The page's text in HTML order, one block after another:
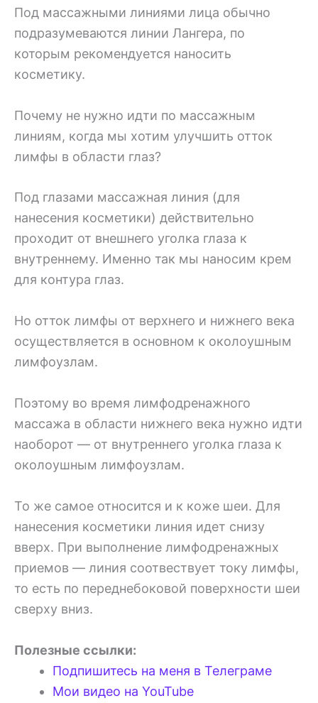
Под массажными линиями лица обычно
подразумеваются линии Лангера, по
которым рекомендуется наносить
косметику.
Почему не нужно идти по массажным
линиям, когда мы хотим улучшить отток
лимфы в области глаз?
Под глазами массажная линия (для
нанесения косметики) действительно
проходит от внешнего уголка глаза к
внутреннему. Именно так мы наносим крем
для контура глаз.
Но отток лимфы от верхнего и нижнего века
осуществляется в основном к околоушным
лимфоузлам.
Поэтому во время лимфодренажного
массажа в области нижнего века нужно идти
наоборот — от внутреннего уголка глаза к
околоушным лимфоузлам.
То же самое относится и к коже шеи. Для
нанесения косметики линия идет снизу
вверх. При выполнение лимфодренажных
приемов — линия соотвествует току лимфы,
то есть по переднебоковой поверхности шеи
сверху вниз.
Полезные ссылки:
Подпишитесь на меня в Телеграме
Мои видео на YouTube